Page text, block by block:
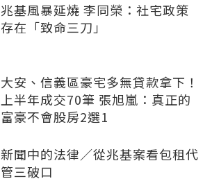
兆基風暴延燒 李同榮：社宅政策
存在「致命三刀」
大安、信義區豪宅多無貸款拿下！
上半年成交70筆 張旭嵐：真正的
富豪不會股房2選1
新聞中的法律／從兆基案看包租代
管三破口